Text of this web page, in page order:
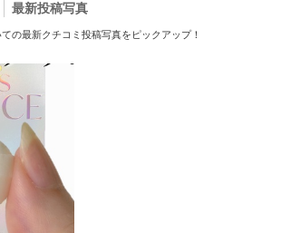
最新投稿写真
の最新クチコミ投稿写真をピックアップ！